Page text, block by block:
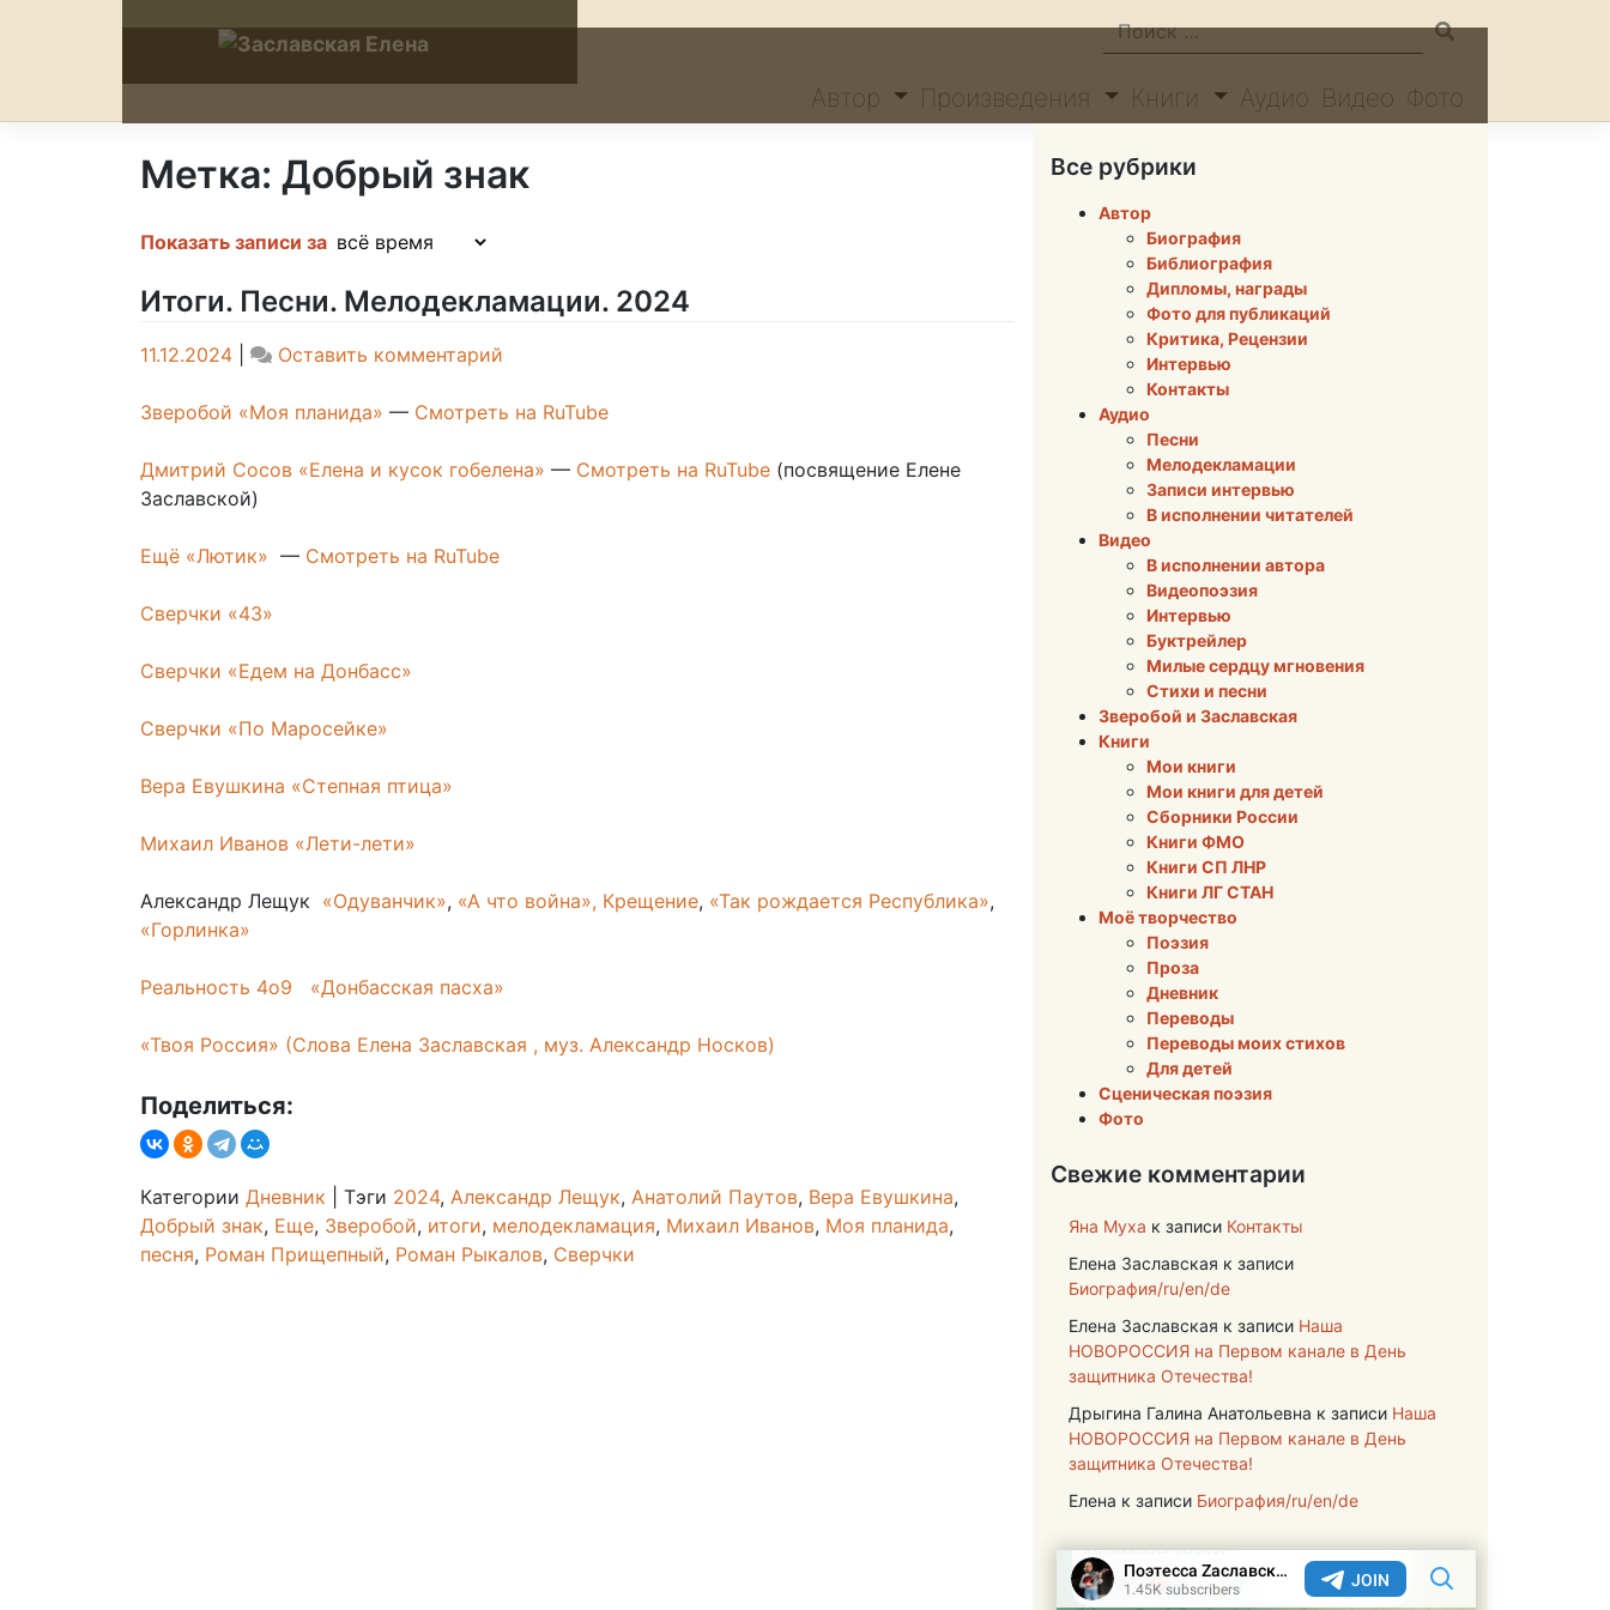
Автор Произведения Книги Аудио Видео Фото
Метка: Добрый знак
Показать записи за
Итоги. Песни. Мелодекламации. 2024
11.12.2024 Оставить комментарий
Песни.
2024
Зверобой «Моя планида» — Смотреть на RuTube
Дмитрий Сосов «Елена и кусок гобелена» — Смотреть на RuTube (посвящение Елене
Заславской)
Ещё «Лютик» — Смотреть на RuTube
Сверчки «43»
Сверчки «Едем на Донбасс»
Сверчки «По Маросейке»
Вера Евушкина «Степная птица»
Михаил Иванов «Лети-лети»
Александр Лещук «Одуванчик», «А что война», Крещение, «Так рождается Республика»,
«Горлинка»
Реальность 4о9 «Донбасская пасха»
«Твоя Россия» (Слова Елена Заславская , муз. Александр Носков)
Поделиться:
Категории Дневник Тэги 2024, Александр Лещук, Анатолий Паутов, Вера Евушкина,
Добрый знак, Еще, Зверобой, итоги, мелодекламация, Михаил Иванов, Моя планида,
песня, Роман Прищепный, Роман Рыкалов, Сверчки
Все рубрики
Автор
Биография
Библиография
Дипломы, награды
Фото для публикаций
Критика, Рецензии
Интервью
Контакты
Аудио
Песни
Мелодекламации
Записи интервью
В исполнении читателей
Видео
В исполнении автора
Видеопоэзия
Интервью
Буктрейлер
Милые сердцу мгновения
Стихи и песни
Зверобой и Заславская
Книги
Мои книги
Мои книги для детей
Сборники России
Книги ФМО
Книги СП ЛНР
Книги ЛГ СТАН
Моё творчество
Поэзия
Проза
Дневник
Переводы
Переводы моих стихов
Для детей
Сценическая поэзия
Фото
Свежие комментарии
Яна Муха к записи Контакты
Елена Заславская к записи
Биография/ru/en/de
Елена Заславская к записи Наша
НОВОРОССИЯ на Первом канале в День
защитника Отечества!
Дрыгина Галина Анатольевна к записи Наша
НОВОРОССИЯ на Первом канале в День
защитника Отечества!
Елена к записи Биография/ru/en/de